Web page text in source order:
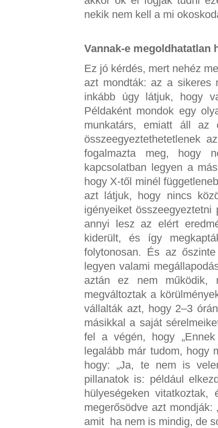
nekik nem kell a mi
Vannak-e megoldhatatlan
Ez jó kérdés, mert nehéz
azt mondták: az a sikeres
inkább úgy látjuk, hogy
Példaként mondok egy
munkatárs, emiatt áll az
összeegyeztethetetlenek
fogalmazta meg, hogy
kapcsolatban legyen a
hogy X-től minél
azt látjuk, hogy nincs
igényeiket
annyi lesz az elért
kiderült, és így
folytonosan. És az
legyen valami
aztán ez nem működik,
megváltoztak a
vállalták azt, hogy 2–3
másikkal a saját
fel a végén, hogy
legalább már tudom, hogy
hogy: „Ja, te nem is
pillanatok is: például
hülyeségeken
megerősödve azt
amit ha nem is mindig, de